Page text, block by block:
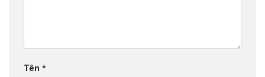
Tên *